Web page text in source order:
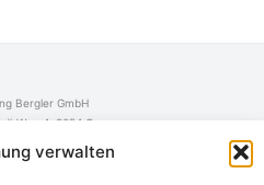
verwalten
Bergler GmbH
Weg 4, 8054 Graz
/ Österreich​
​ •info@campingbergler.at​